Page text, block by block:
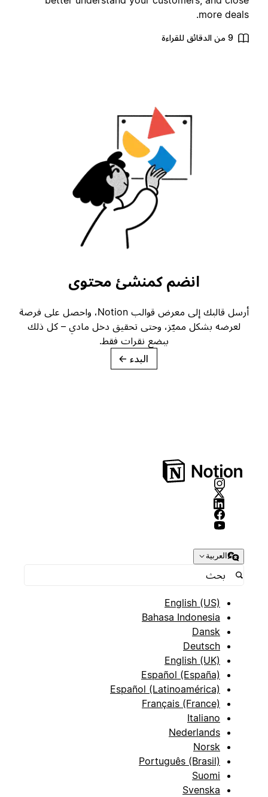
more
9 من الدقائق للقراءة
انضم كمنشئ محتوى
أرسل قالبك إلى معرض قوالب Notion، واحصل على فرصة
لعرضه بشكل مميّز، وحتى تحقيق دخل مادي – كل ذلك
ببضع نقرات فقط.
→
العربية
English (US)
Bahasa Indonesia
Dansk
Deutsch
English (UK)
Español (España)
Español (Latinoamérica)
Français (France)
Italiano
Nederlands
Norsk
Português (Brasil)
Suomi
Svenska